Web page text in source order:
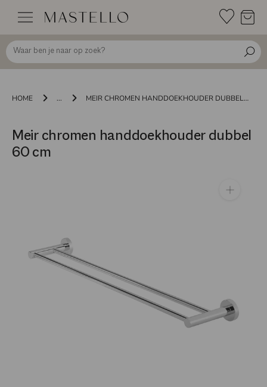
inhoud
HOME ... MEIR CHROMEN HANDDOEKHOUDER DUBBEL 60 CM
Meir chromen handdoekhouder dubbel
60 cm